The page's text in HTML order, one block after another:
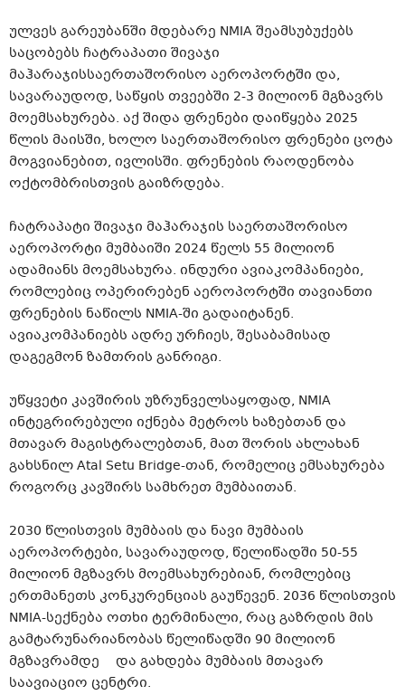
ულვეს გარეუბანში მდებარე NMIA შეამსუბუქებს
საცობებს ჩატრაპათი შივაჯი
მაჰარაჯისსაერთაშორისო აეროპორტში და,
სავარაუდოდ, საწყის თვეებში 2-3 მილიონ მგზავრს
მოემსახურება. აქ შიდა ფრენები დაიწყება 2025
წლის მაისში, ხოლო საერთაშორისო ფრენები ცოტა
მოგვიანებით, ივლისში. ფრენების რაოდენობა
ოქტომბრისთვის გაიზრდება.
ჩატრაპატი შივაჯი მაჰარაჯის საერთაშორისო
აეროპორტი მუმბაიში 2024 წელს 55 მილიონ
ადამიანს მოემსახურა. ინდური ავიაკომპანიები,
რომლებიც ოპერირებენ აეროპორტში თავიანთი
ფრენების ნაწილს NMIA-ში გადაიტანენ.
ავიაკომპანიებს ადრე ურჩიეს, შესაბამისად
დაგეგმონ ზამთრის განრიგი.
უწყვეტი კავშირის უზრუნველსაყოფად, NMIA
ინტეგრირებული იქნება მეტროს ხაზებთან და
მთავარ მაგისტრალებთან, მათ შორის ახლახან
გახსნილ Atal Setu Bridge-თან, რომელიც ემსახურება
როგორც კავშირს სამხრეთ მუმბაითან.
2030 წლისთვის მუმბაის და ნავი მუმბაის
აეროპორტები, სავარაუდოდ, წელიწადში 50-55
მილიონ მგზავრს მოემსახურებიან, რომლებიც
ერთმანეთს კონკურენციას გაუწევენ. 2036 წლისთვის
NMIA-სექნება ოთხი ტერმინალი, რაც გაზრდის მის
გამტარუნარიანობას წელიწადში 90 მილიონ
მგზავრამდე და გახდება მუმბაის მთავარ
საავიაციო ცენტრი.